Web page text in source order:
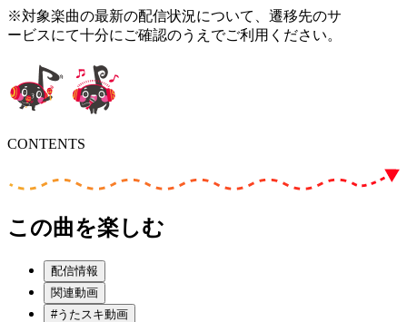
※対象楽曲の最新の配信状況について、遷移先のサ
ービスにて十分にご確認のうえでご利用ください。
CONTENTS
この曲を楽しむ
配信情報
関連動画
#うたスキ動画